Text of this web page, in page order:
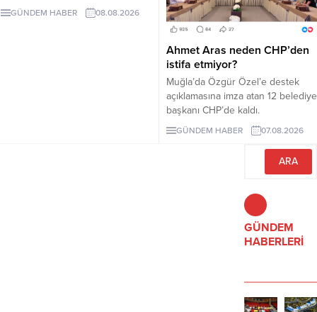
Adalet Komisyonunda kabul edildi.
Teklif 5 ve 10 yıllık erteleme
GÜNDEM HABER 08.08.2026
Ahmet Aras neden CHP’den
istifa etmiyor?
Muğla’da Özgür Özel’e destek
açıklamasına imza atan 12 belediye
başkanı CHP’de kaldı.
Milletvekilleri Yeni Parti’ye
geçerken belediye başkanlarının
tutumu ve CHP yönetiminin
GÜNDEM HABER 07.08.2026
GÜNDEM
HABERLERİ